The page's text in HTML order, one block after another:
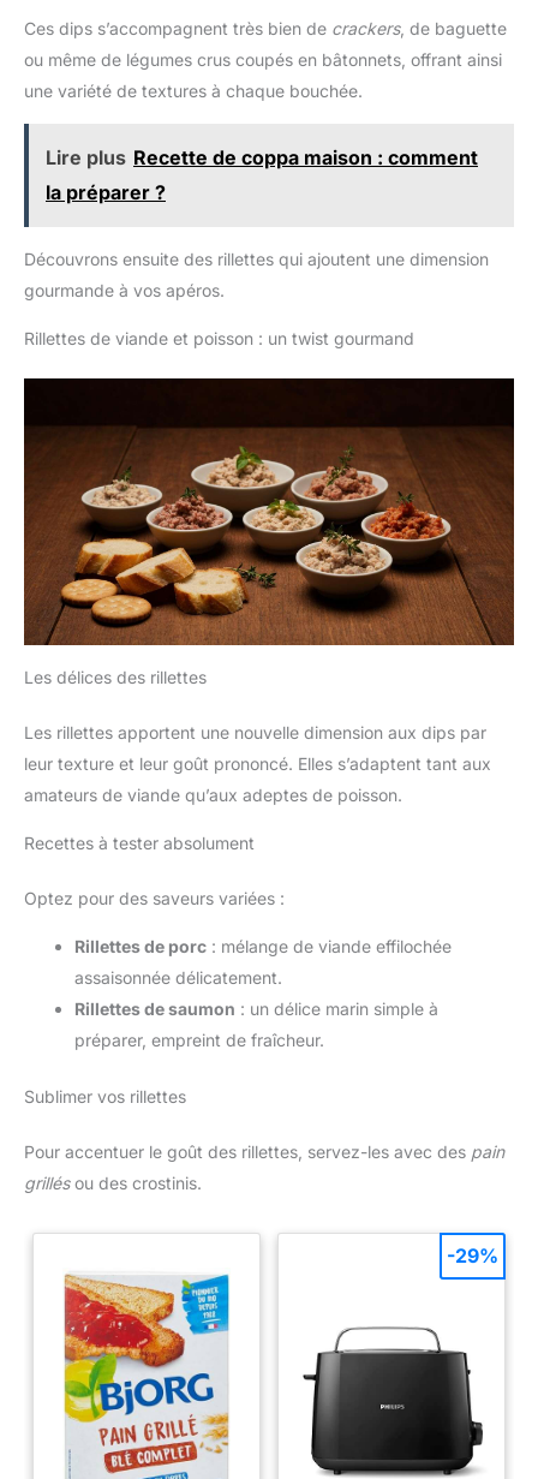
Ces dips s’accompagnent très bien de crackers, de baguette
ou même de légumes crus coupés en bâtonnets, offrant ainsi
une variété de textures à chaque bouchée.
Lire plus Recette de coppa maison : comment
la préparer ?
Découvrons ensuite des rillettes qui ajoutent une dimension
gourmande à vos apéros.
Rillettes de viande et poisson : un twist gourmand
Les délices des rillettes
Les rillettes apportent une nouvelle dimension aux dips par
leur texture et leur goût prononcé. Elles s’adaptent tant aux
amateurs de viande qu’aux adeptes de poisson.
Recettes à tester absolument
Optez pour des saveurs variées :
Rillettes de porc : mélange de viande effilochée
assaisonnée délicatement.
Rillettes de saumon : un délice marin simple à
préparer, empreint de fraîcheur.
Sublimer vos rillettes
Pour accentuer le goût des rillettes, servez-les avec des pain
grillésou des crostinis.
-29%